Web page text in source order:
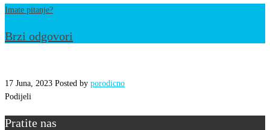
Imate pitanje?
Brzi odgovori
17 Juna, 2023 Posted by porodicno
Podijeli
Pratite nas